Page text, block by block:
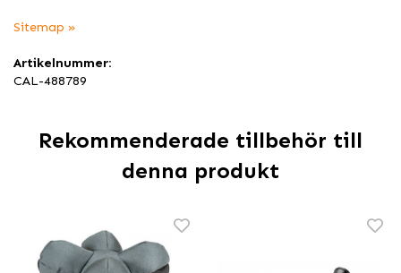
Sitemap »
Artikelnummer:
CAL-488789
Rekommenderade tillbehör till
denna produkt